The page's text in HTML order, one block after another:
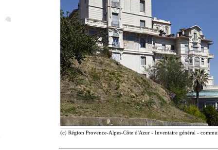
(c) Région Provence-Alpes-Côte d'Azur - Inventaire général -